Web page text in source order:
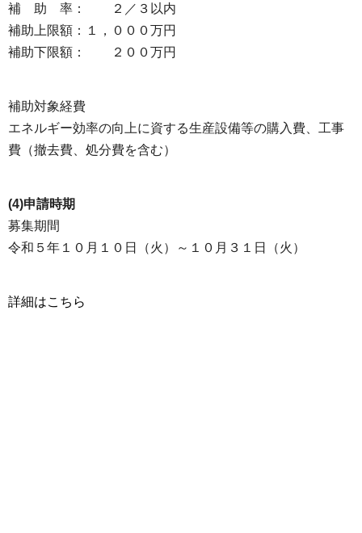
補 助 率： ２／３以内
補助上限額：１，０００万円
補助下限額： ２００万円
補助対象経費
エネルギー効率の向上に資する生産設備等の購入費、工事
費（撤去費、処分費を含む）
(4)申請時期
募集期間
令和５年１０月１０日（火）～１０月３１日（火）
詳細はこちら